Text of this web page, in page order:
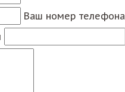
Ваш номер телефона